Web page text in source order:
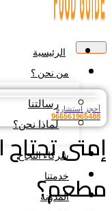
الرئيسية
من نحن ؟
رسالتنا
لماذا نحن؟
شركاء النجاح
خدمتنا
المدونة
استشارة
تحتاج